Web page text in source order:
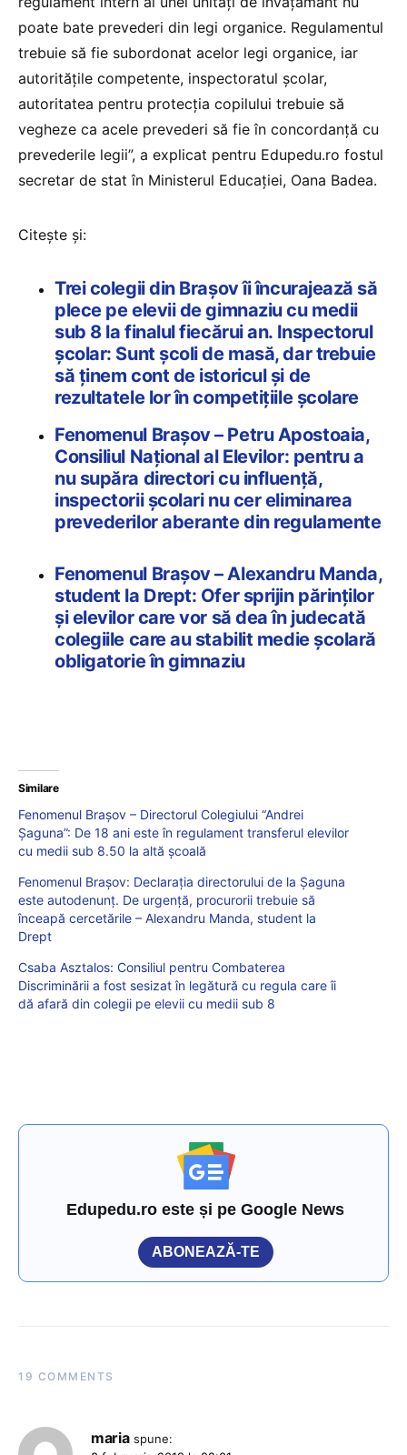
poate bate prevederi din legi organice. Regulamentul
trebuie să fie subordonat acelor legi organice, iar
autoritățile competente, inspectoratul școlar,
autoritatea pentru protecția copilului trebuie să
vegheze ca acele prevederi să fie în concordanță cu
prevederile legii”, a explicat pentru Edupedu.ro fostul
secretar de stat în Ministerul Educației, Oana Badea.
Citește și:
Trei colegii din Brașov îi încurajează să
plece pe elevii de gimnaziu cu medii
sub 8 la finalul fiecărui an. Inspectorul
școlar: Sunt școli de masă, dar trebuie
să ținem cont de istoricul și de
rezultatele lor în competițiile școlare
Fenomenul Brașov – Petru Apostoaia,
Consiliul Național al Elevilor: pentru a
nu supăra directori cu influență,
inspectorii școlari nu cer eliminarea
prevederilor aberante din regulamente
Fenomenul Brașov – Alexandru Manda,
student la Drept: Ofer sprijin părinților
și elevilor care vor să dea în judecată
colegiile care au stabilit medie școlară
obligatorie în gimnaziu
Similare
Fenomenul Brașov – Directorul Colegiului “Andrei
Șaguna”: De 18 ani este în regulament transferul elevilor
cu medii sub 8.50 la altă şcoală
Fenomenul Brașov: Declarația directorului de la Șaguna
este autodenunț. De urgență, procurorii trebuie să
înceapă cercetările – Alexandru Manda, student la
Drept
Csaba Asztalos: Consiliul pentru Combaterea
Discriminării a fost sesizat în legătură cu regula care îi
dă afară din colegii pe elevii cu medii sub 8
Edupedu.ro este și pe Google News
ABONEAZĂ-TE
19 COMMENTS
maria spune: